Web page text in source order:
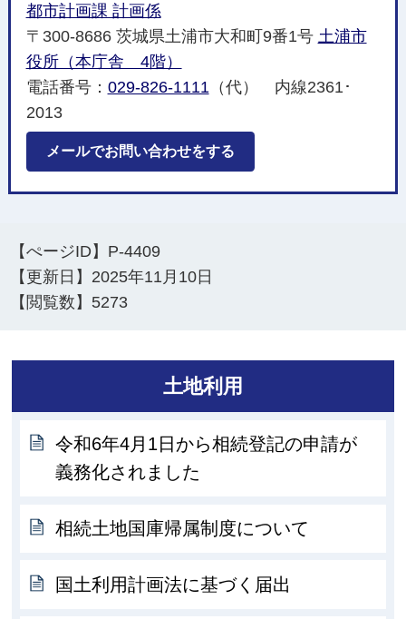
都市計画課 計画係
〒300-8686 茨城県土浦市大和町9番1号 土浦市
役所（本庁舎 4階）
電話番号： 029-826-1111 （代） 内線2361･
2013
メールでお問い合わせをする
【ぺージID】 P-4409
【更新日】 2025年11月10日
【閲覧数】 5273
土地利用
令和6年4月1日から相続登記の申請が
義務化されました
相続土地国庫帰属制度について
国土利用計画法に基づく届出